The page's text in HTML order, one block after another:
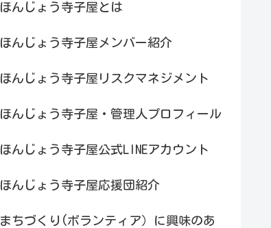
ほんじょう寺子屋とは
ほんじょう寺子屋メンバー紹介
ほんじょう寺子屋リスクマネジメント
ほんじょう寺子屋・管理人プロフィール
ほんじょう寺子屋公式LINEアカウント
ほんじょう寺子屋応援団紹介
まちづくり(ボランティア）に興味のあ